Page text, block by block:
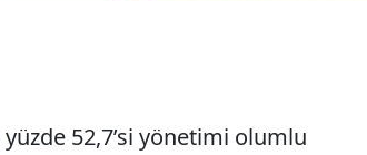
52,7’si yönetimi olumlu